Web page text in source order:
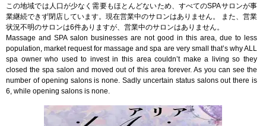
この地域では人口が少なく需要もほとんどないため、すべてのSPAサロンが事
業継続できず閉店しています。現在営業中のサロンはありません。 また、営業
状況不明のサロンは6件ありますが、営業中のサロンはありません。
Massage and SPA salon businesses are not good in this area, due to less
population, market request for massage and spa are very small that’s why ALL
spa owner who used to invest in this area couldn’t make a living so they
closed the spa salon and moved out of this area forever. As you can see the
number of opening salons is none. Sadly uncertain status salons out there is
6, while opening salons is none.